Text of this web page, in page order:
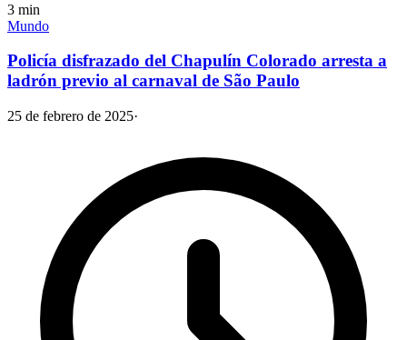
3 min
Mundo
Policía disfrazado del Chapulín Colorado arresta a
ladrón previo al carnaval de São Paulo
25 de febrero de 2025·